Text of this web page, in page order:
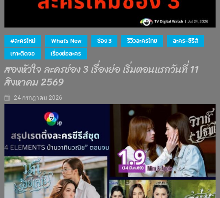
#ละครใหม่ What's New ช่อง 3 รีวิวละครไทย
ละคร-ซีรีส์
เกาะติดจอ
เรื่องย่อละคร
สองหัวใจ ละครช่อง 3 เรื่องย่อ เริ่มตอนแรกวันที่ 11
สิงหาคม 2569
24 กรกฎาคม 2026